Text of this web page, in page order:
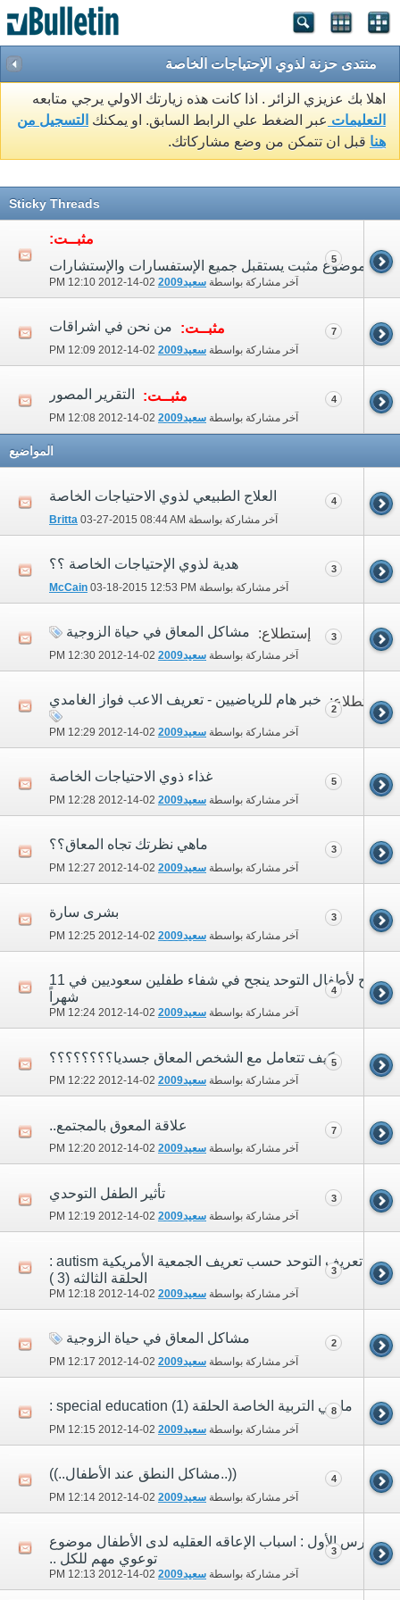
منتدى حزنة لذوي الإحتياجات الخاصة
اهلا بك عزيزي الزائر . اذا كانت هذه زيارتك الاولي يرجي متابعه
التعليمات عبر الضغط علي الرابط السابق. او يمكنك التسجيل من
هنا قبل ان تتمكن من وضع مشاركاتك.
Sticky Threads
مثبــت:
موضوع مثبت يستقبل جميع الإستفسارات والإستشارات
آخر مشاركة بواسطة سعيد2009 02-14-2012
12:10 PM
5
مثبــت: من نحن في اشراقات
آخر مشاركة بواسطة سعيد2009 02-14-2012
12:09 PM
7
مثبــت: التقرير المصور
آخر مشاركة بواسطة سعيد2009 02-14-2012
12:08 PM
4
المواضيع
العلاج الطبيعي لذوي الاحتياجات الخاصة
آخر مشاركة بواسطة Britta 03-27-2015 08:44 AM
4
هدية لذوي الإحتياجات الخاصة ؟؟
آخر مشاركة بواسطة McCain 03-18-2015 12:53 PM
3
إستطلاع: مشاكل المعاق في حياة الزوجية
آخر مشاركة بواسطة سعيد2009 02-14-2012
12:30 PM
3
إستطلاع: خبر هام للرياضيين - تعريف الاعب فواز الغامدي
آخر مشاركة بواسطة سعيد2009 02-14-2012
12:29 PM
2
غذاء ذوي الاحتياجات الخاصة
آخر مشاركة بواسطة سعيد2009 02-14-2012
12:28 PM
5
ماهي نظرتك تجاه المعاق؟؟
آخر مشاركة بواسطة سعيد2009 02-14-2012
12:27 PM
3
بشرى سارة
آخر مشاركة بواسطة سعيد2009 02-14-2012
12:25 PM
3
علاج لأطفال التوحد ينجح في شفاء طفلين سعوديين في 11
شهراً
آخر مشاركة بواسطة سعيد2009 02-14-2012
12:24 PM
4
كيف تتعامل مع الشخص المعاق جسديا؟؟؟؟؟؟؟؟
آخر مشاركة بواسطة سعيد2009 02-14-2012
12:22 PM
5
علاقة المعوق بالمجتمع..
آخر مشاركة بواسطة سعيد2009 02-14-2012
12:20 PM
7
تأثير الطفل التوحدي
آخر مشاركة بواسطة سعيد2009 02-14-2012
12:19 PM
3
تعريف التوحد حسب تعريف الجمعية الأمريكية autism :
الحلقة الثالثه (3 )
آخر مشاركة بواسطة سعيد2009 02-14-2012
12:18 PM
3
مشاكل المعاق في حياة الزوجية
آخر مشاركة بواسطة سعيد2009 02-14-2012
12:17 PM
2
ما هي التربية الخاصة الحلقة (1) special education :
آخر مشاركة بواسطة سعيد2009 02-14-2012
12:15 PM
8
((..مشاكل النطق عند الأطفال..))
آخر مشاركة بواسطة سعيد2009 02-14-2012
12:14 PM
4
الدرس الأول : اسباب الإعاقه العقليه لدى الأطفال موضوع
توعوي مهم للكل ..
آخر مشاركة بواسطة سعيد2009 02-14-2012
12:13 PM
3